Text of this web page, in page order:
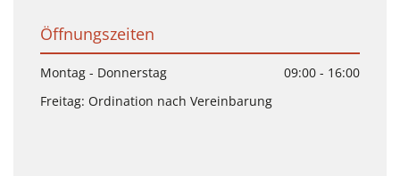
Öffnungszeiten
Montag - Donnerstag
09:00 - 16:00
Freitag: Ordination nach Vereinbarung